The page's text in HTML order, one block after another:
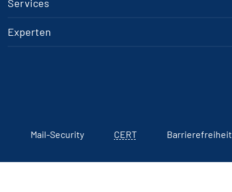
Services
Experten
Mail-Security CERT Barrierefreiheit